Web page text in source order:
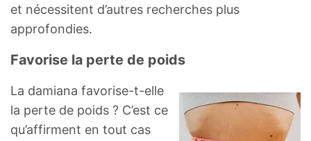
et nécessitent d’autres recherches plus
approfondies.
Favorise la perte de poids
La damiana favorise-t-elle
la perte de poids ? C’est ce
qu’affirment en tout cas